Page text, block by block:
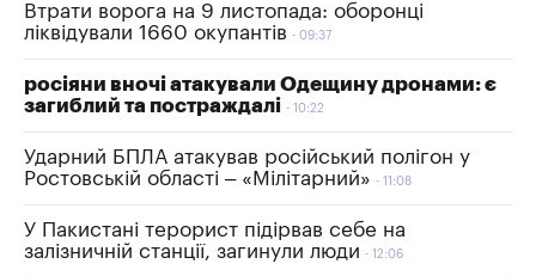
Втрати ворога на 9 листопада: оборонці
ліквідували 1660 окупантів
09:37
росіяни вночі атакували Одещину дронами: є
загиблий та постраждалі
10:22
Ударний БПЛА атакував російський полігон у
Ростовській області – «Мілітарний»
11:08
У Пакистані терорист підірвав себе на
залізничній станції, загинули люди
12:06